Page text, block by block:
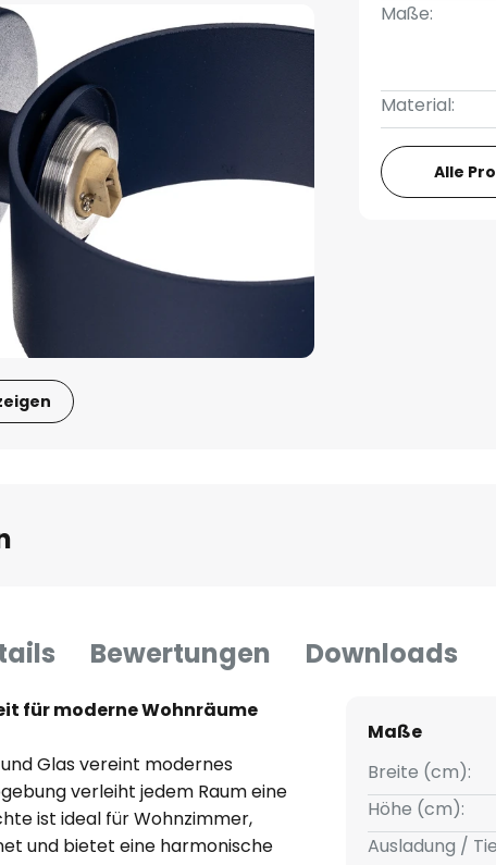
Maße:
Material:
Alle
Bewertungen Downloads
für moderne Wohnräume
Glas vereint modernes
verleiht jedem Raum eine
ist ideal für Wohnzimmer,
und bietet eine harmonische
Maße
Breite (cm):
Höhe (cm):
Ausladung /